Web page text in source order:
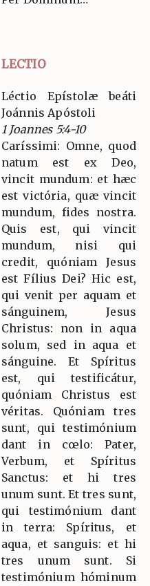
LECTIO
Léctio Epístolæ beáti
Joánnis Apóstoli
1 Joannes 5:4-10
Caríssimi: Omne, quod
natum est ex Deo,
vincit mundum: et hæc
est victória, quæ vincit
mundum, fides nostra.
Quis est, qui vincit
mundum, nisi qui
credit, quóniam Jesus
est Fílius Dei? Hic est,
qui venit per aquam et
sánguinem, Jesus
Christus: non in aqua
solum, sed in aqua et
sánguine. Et Spíritus
est, qui testificátur,
quóniam Christus est
véritas. Quóniam tres
sunt, qui testimónium
dant in cœlo: Pater,
Verbum, et Spíritus
Sanctus: et hi tres
unum sunt. Et tres sunt,
qui testimónium dant
in terra: Spíritus, et
aqua, et sanguis: et hi
tres unum sunt. Si
testimónium hóminum